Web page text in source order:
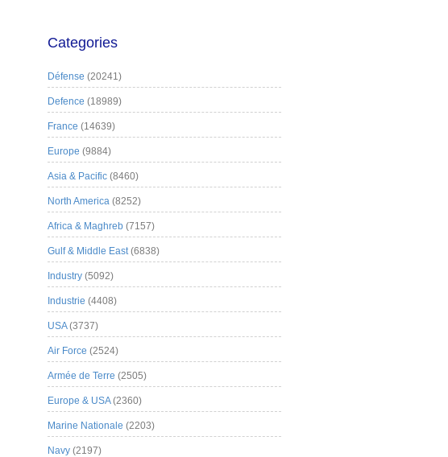
Categories
Défense (20241)
Defence (18989)
France (14639)
Europe (9884)
Asia & Pacific (8460)
North America (8252)
Africa & Maghreb (7157)
Gulf & Middle East(6838)
Industry (5092)
Industrie (4408)
USA(3737)
Air Force (2524)
Armée de Terre (2505)
Europe & USA(2360)
Marine Nationale (2203)
Navy (2197)